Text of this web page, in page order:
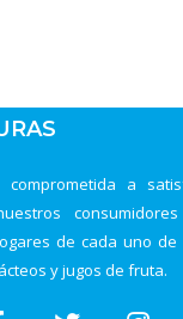
comprometida a
de cada uno
y jugos de fruta.